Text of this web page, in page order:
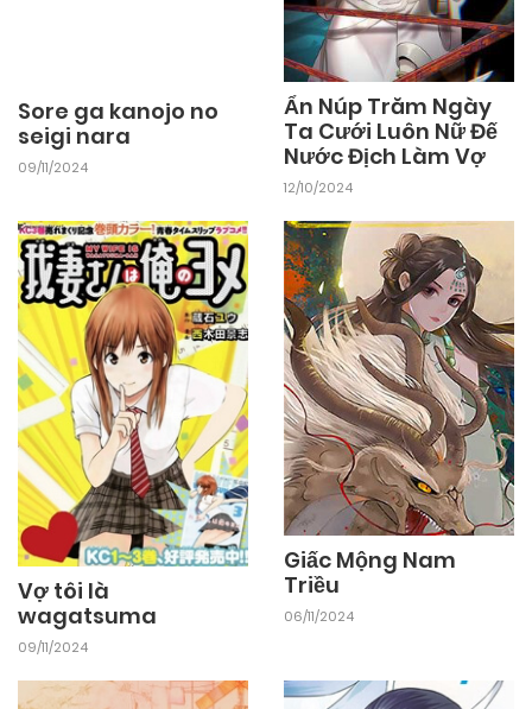
Chapter 4
Chapter 3 22/02/2026
Chapter 2 22/02/2026
Chapter 1 22/02/2026
Sore ga kanojo no
seigi nara
09/11/2024
Ẩn Núp Trăm Ngày
Ta Cưới Luôn Nữ Đế
Nước Địch Làm Vợ
12/10/2024
Vợ tôi là
wagatsuma
09/11/2024
Giấc Mộng Nam
Triều
06/11/2024